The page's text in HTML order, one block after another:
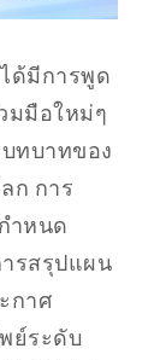
ด้มีการพูด
มมือใหม่ๆ
ทบาทของ
ก การ
ำหนด
รสรุปแผน
กาศ
ย์ระดับ